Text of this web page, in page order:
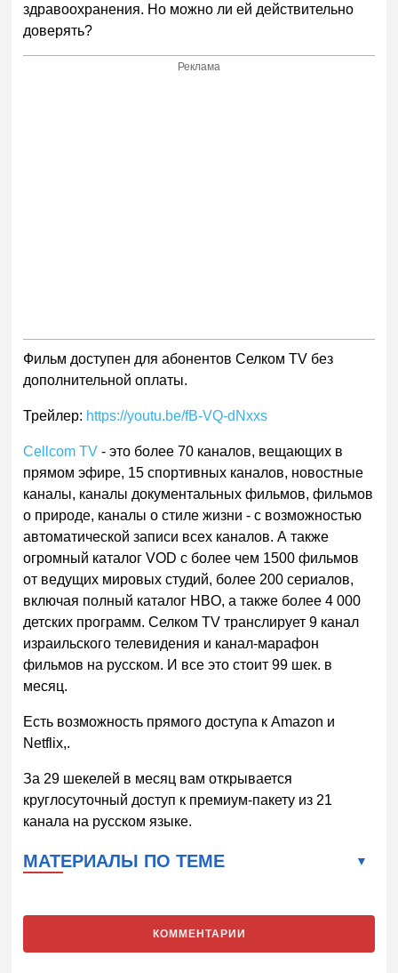
здравоохранения. Но можно ли ей действительно
доверять?
Реклама
Фильм доступен для абонентов Селком TV без
дополнительной оплаты.
Трейлер: https://youtu.be/fB-VQ-dNxxs
Cellcom TV - это более 70 каналов, вещающих в
прямом эфире, 15 спортивных каналов, новостные
каналы, каналы документальных фильмов, фильмов
о природе, каналы о стиле жизни - с возможностью
автоматической записи всех каналов. А также
огромный каталог VOD с более чем 1500 фильмов
от ведущих мировых студий, более 200 сериалов,
включая полный каталог HBO, а также более 4 000
детских программ. Селком TV транслирует 9 канал
израильского телевидения и канал-марафон
фильмов на русском. И все это стоит 99 шек. в
месяц.
Есть возможность прямого доступа к Amazon и
Netflix,.
За 29 шекелей в месяц вам открывается
круглосуточный доступ к премиум-пакету из 21
канала на русском языке.
МАТЕРИАЛЫ ПО ТЕМЕ
КОММЕНТАРИИ